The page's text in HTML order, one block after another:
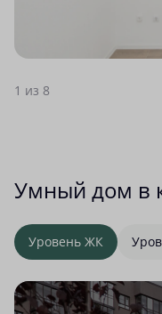
1 из 8
Умный дом в
Уровень ЖК